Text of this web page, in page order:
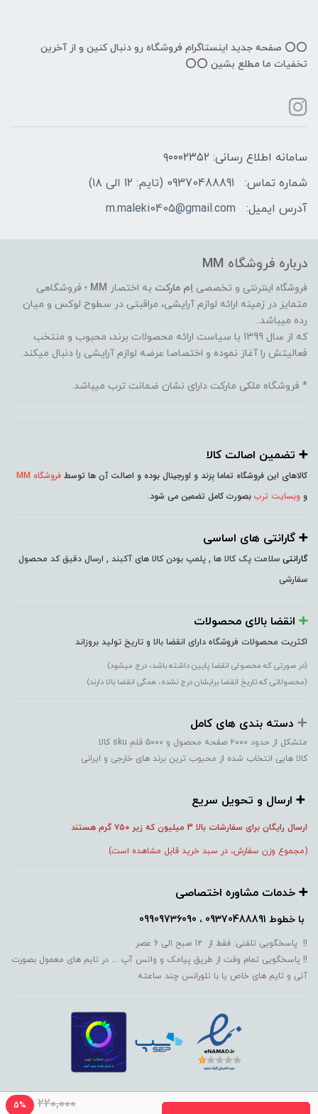
220,000
5%
⭕️⭕️ صفحه جدید اینستاگرام فروشگاه رو دنبال کنین و از آخرین
تخفیات ما مطلع بشین ⭕️⭕️
سامانه اطلاع رسانی: ۹۰۰۰۲۳۵۲
شماره تماس:
09370488891 (تایم: 12 الی ۱۸)
آدرس ایمیل:
m.maleki0405@gmail.com
درباره فروشگاه MM
فروشگاه اینترنتی و تخصصی اِم مارکت به اختصار MM ؛ فروشگاهی
متمایز در زمینه ارائه لوازم آرایشی، مراقبتی در سطوح لوکس و میان
رده میباشد..
که از سال 1399 با سیاست ارائه محصولات برند، محبوب و منتخب
فعالیتش را آغاز نموده و اختصاصا عرضه لوازم آرایشی را دنبال میکند.
* فروشگاه ملکی مارکت دارای نشان ضمانت ترب میباشد.
➕️ تضمین اصالت کالا
کالاهای این فروشگاه تماما بِرَند و اورجینال بوده و اصالت آن ها توسط فروشگاه MM
و وبسایت ترب بصورت کامل تضمین می شود.
➕️ گارانتی های اساسی
گارانتی سلامت پک کالا ها , پلمپ بودن کالا های آکبند , ارسال دقیق کد محصول
سفارشی
➕️ انقضا بالای محصولات
اکثریت محصولات فروشگاه دارای انقضا بالا و تاریخ تولید بروزاند
(در صورتی که محصولی انقضا پایین داشته باشد، درج میشود)
(محصولاتی که تاریخ انقضا برایشان درج نشده، همگی انقضا بالا دارند)
➕️ دسته بندی های کامل
متشکل از حدود ۲۰۰۰ صفحه محصول و ۵۰۰۰ قلم sku کالا
کالا هایی انتخاب شده از محبوب ترین برند های خارجی و ایرانی
➕️ ارسال و تحویل سریع
ارسال رایگان برای سفارشات بالا 3 میلیون که زیر ۷۵۰ گرم هستند
(مجموع وزن سفارش، در سبد خرید قابل مشاهده است)
➕️ خدمات مشاوره اختصاصی
با خطوط 09370488891 ، 09909736090
!! پاسخگویی تلفنی: فقط از 12 صبح الی 6 عصر
!! پاسخگویی تمام وقت از طریق پیامک و واتس آپ ... در تایم های معمول بصورت
آنی و تایم های خاص یا با تلورانس چند ساعته